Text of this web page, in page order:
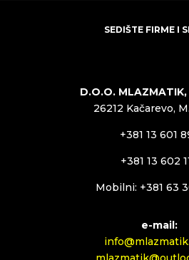
SEDIŠTE FIRME I
D.O.O.
26212 Kačarevo,
+381 13 601
+381 13 602
Mobilni: +381 63
e-mail: